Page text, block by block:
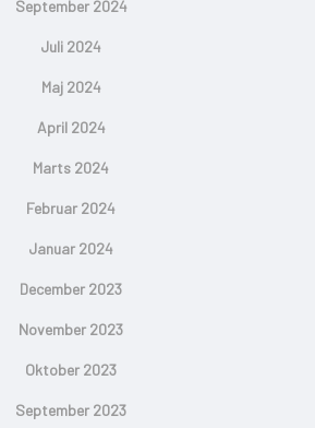
September 2024
Juli 2024
Maj 2024
April 2024
Marts 2024
Februar 2024
Januar 2024
December 2023
November 2023
Oktober 2023
September 2023